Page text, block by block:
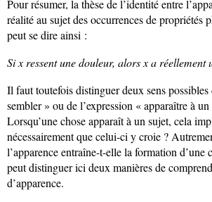
Pour résumer, la thèse de l’identité entre
réalité au sujet des occurrences de propriétés
peut se dire ainsi :
Si x ressent une douleur, alors x a réellement
Il faut toutefois distinguer deux sens possibles
sembler » ou de l’expression « apparaître à
Lorsqu’une chose apparaît à un sujet, cela
nécessairement que celui-ci y croie ?
l’apparence entraîne-t-elle la formation d’une
peut distinguer ici deux manières de
d’apparence.